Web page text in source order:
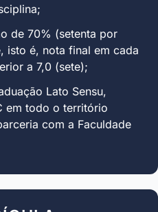
de 70% (setenta por
isto é, nota final em cada
a 7,0 (sete);
Lato Sensu,
em todo o território
com a Faculdade